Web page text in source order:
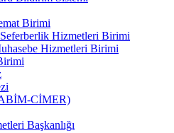
Birimi
Hizmetleri Birimi
Hizmetleri Birimi
CİMER)
Başkanlığı